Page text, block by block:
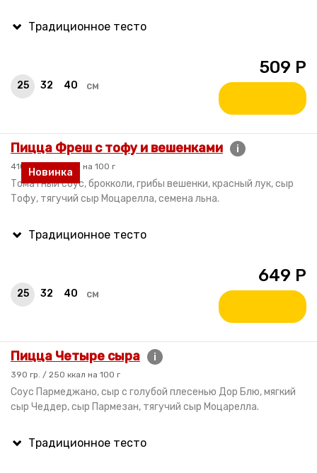
25 32 40 см
509 Р
Новинка
Пицца Фреш с тофу и вешенками i
410 гр. / 170 ккал на 100 г
Томатный соус, брокколи, грибы вешенки, красный лук, сыр
Тофу, тягучий сыр Моцарелла, семена льна.
25 32 40 см
649 Р
Пицца Четыре сыра i
390 гр. / 250 ккал на 100 г
Соус Пармеджано, сыр с голубой плесенью Дор Блю, мягкий
сыр Чеддер, сыр Пармезан, тягучий сыр Моцарелла.